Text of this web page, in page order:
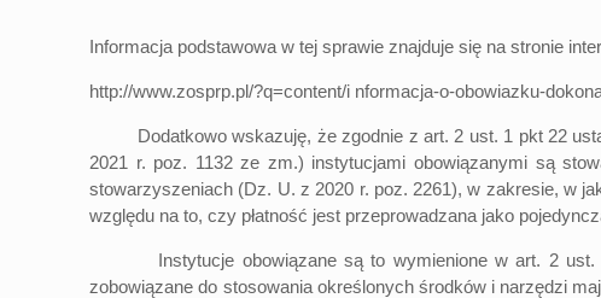
Informacja podstawowa w tej sprawie znajduje się na stronie
http://www.zosprp.pl/?q=content/i nformacja-o-obowiazku-
Dodatkowo wskazuję, że zgodnie z art. 2 ust. 1 pkt 22
2021 r. poz. 1132 ze zm.) instytucjami obowiązanymi są
stowarzyszeniach (Dz. U. z 2020 r. poz. 2261), w zakresie, w
względu na to, czy płatność jest przeprowadzana jako
Instytucje obowiązane są to wymienione w art. 2 ust. 1
zobowiązane do stosowania określonych środków i narzędzi